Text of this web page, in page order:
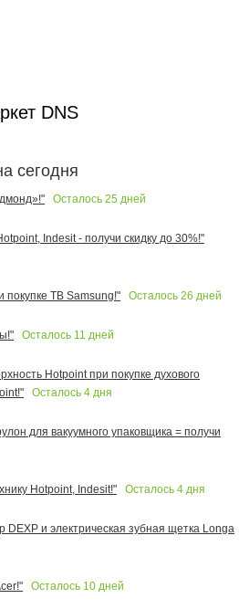
DNS
сегодня
Осталось 25 дней
Indesit - получи скидку до 30%!"
покупке ТВ Samsung!"
Осталось 26 дней
Осталось 11 дней
Hotpoint при покупке духового
Осталось 4 дня
для вакуумного упаковщика = получи
Hotpoint, Indesit!"
Осталось 4 дня
DEXP и электрическая зубная щетка Longa
Осталось 10 дней